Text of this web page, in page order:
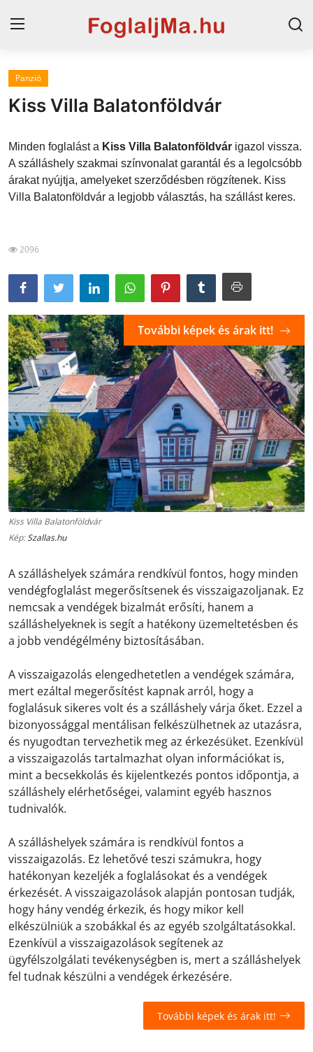
Magyarország
Horvátország
Szállások a Balatonon
Blog
Panzió
Kiss Villa Balatonföldvár
Minden foglalást a Kiss Villa Balatonföldvár igazol vissza.
A szálláshely szakmai színvonalat garantál és a legolcsóbb
árakat nyújtja, amelyeket szerződésben rögzítenek. Kiss
Villa Balatonföldvár a legjobb választás, ha szállást keres.
2096
Kiss Villa Balatonföldvár
Kép:Szallas.hu
További képek és árak itt!
A szálláshelyek számára rendkívül fontos, hogy minden
vendégfoglalást megerősítsenek és visszaigazoljanak. Ez
nemcsak a vendégek bizalmát erősíti, hanem a
szálláshelyeknek is segít a hatékony üzemeltetésben és
a jobb vendégélmény biztosításában.
A visszaigazolás elengedhetetlen a vendégek számára,
mert ezáltal megerősítést kapnak arról, hogy a
foglalásuk sikeres volt és a szálláshely várja őket. Ezzel a
bizonyossággal mentálisan felkészülhetnek az utazásra,
és nyugodtan tervezhetik meg az érkezésüket. Ezenkívül
a visszaigazolás tartalmazhat olyan információkat is,
mint a becsekkolás és kijelentkezés pontos időpontja, a
szálláshely elérhetőségei, valamint egyéb hasznos
tudnivalók.
A szálláshelyek számára is rendkívül fontos a
visszaigazolás. Ez lehetővé teszi számukra, hogy
hatékonyan kezeljék a foglalásokat és a vendégek
érkezését. A visszaigazolások alapján pontosan tudják,
hogy hány vendég érkezik, és hogy mikor kell
elkészülniük a szobákkal és az egyéb szolgáltatásokkal.
Ezenkívül a visszaigazolások segítenek az
ügyfélszolgálati tevékenységben is, mert a szálláshelyek
fel tudnak készülni a vendégek érkezésére.
További képek és árak itt!